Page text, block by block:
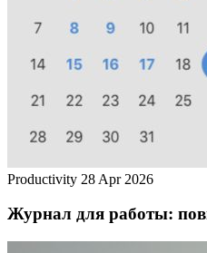
Productivity 28 Apr 2026
Журнал для работы: